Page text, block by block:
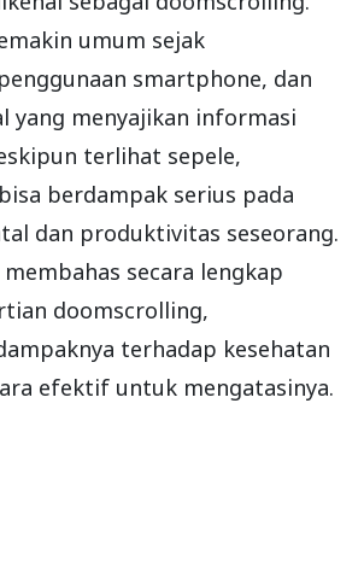
umum sejak
smartphone, dan
menyajikan informasi
terlihat sepele,
berdampak serius pada
dan produktivitas seseorang.
secara lengkap
doomscrolling,
terhadap kesehatan
efektif untuk mengatasinya.